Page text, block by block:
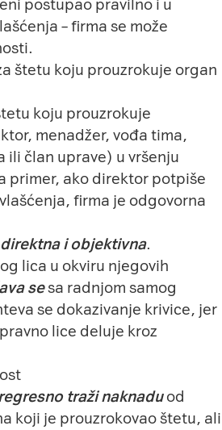
postupao pravilno i u
– firma se može
štetu koju prouzrokuje organ
koju prouzrokuje
menadžer, vođa tima,
ili član uprave) u vršenju
primer, ako direktor potpiše
firma je odgovorna
direktna i objektivna.
lica u okviru njegovih
sesa radnjom samog
se dokazivanje krivice, jer
lice deluje kroz
traži naknaduod
koji je prouzrokovao štetu, ali